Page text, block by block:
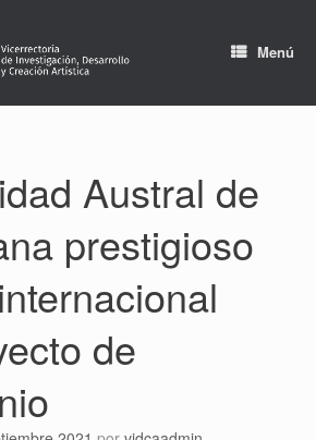
Menú
Austral de
prestigioso
de